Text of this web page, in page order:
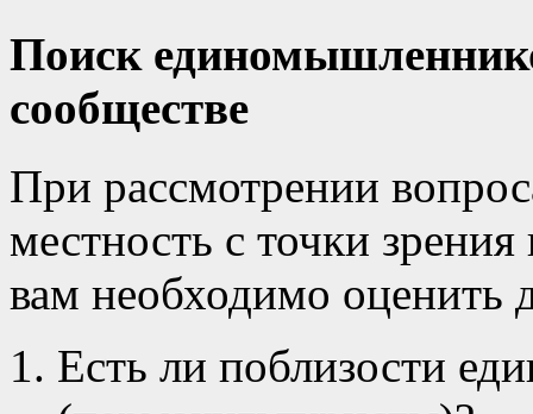
Поиск
сообществе
При рассмотрении
местность с точки
вам необходимо оценить
Есть ли поблизости